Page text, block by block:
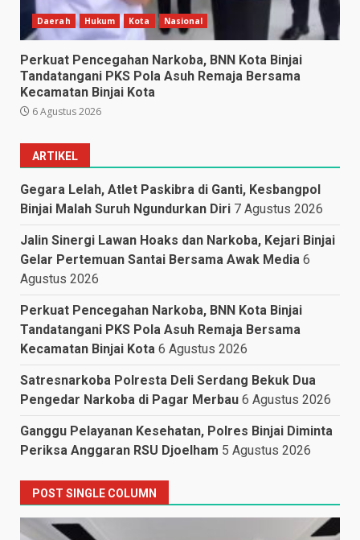
Daerah Hukum Kota Nasional
Perkuat Pencegahan Narkoba, BNN Kota Binjai
Tandatangani PKS Pola Asuh Remaja Bersama
Kecamatan Binjai Kota
6 Agustus 2026
ARTIKEL
Gegara Lelah, Atlet Paskibra di Ganti, Kesbangpol
Binjai Malah Suruh Ngundurkan Diri 7 Agustus 2026
Jalin Sinergi Lawan Hoaks dan Narkoba, Kejari Binjai
Gelar Pertemuan Santai Bersama Awak Media 6
Agustus 2026
Perkuat Pencegahan Narkoba, BNN Kota Binjai
Tandatangani PKS Pola Asuh Remaja Bersama
Kecamatan Binjai Kota 6 Agustus 2026
Satresnarkoba Polresta Deli Serdang Bekuk Dua
Pengedar Narkoba di Pagar Merbau 6 Agustus 2026
Ganggu Pelayanan Kesehatan, Polres Binjai Diminta
Periksa Anggaran RSU Djoelham 5 Agustus 2026
POST SINGLE COLUMN